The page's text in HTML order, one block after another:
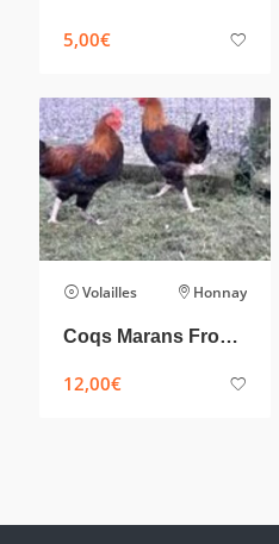
5,00€
Volailles Honnay
Coqs Marans Froment
12,00€